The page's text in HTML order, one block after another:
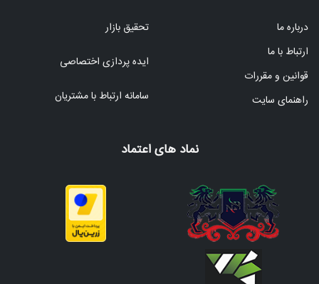
درباره ما
ارتباط با ما
قوانین و مقررات
راهنمای سایت
تحقیق بازار
ایده پردازی اختصاصی
سامانه ارتباط با مشتریان
نماد های اعتماد